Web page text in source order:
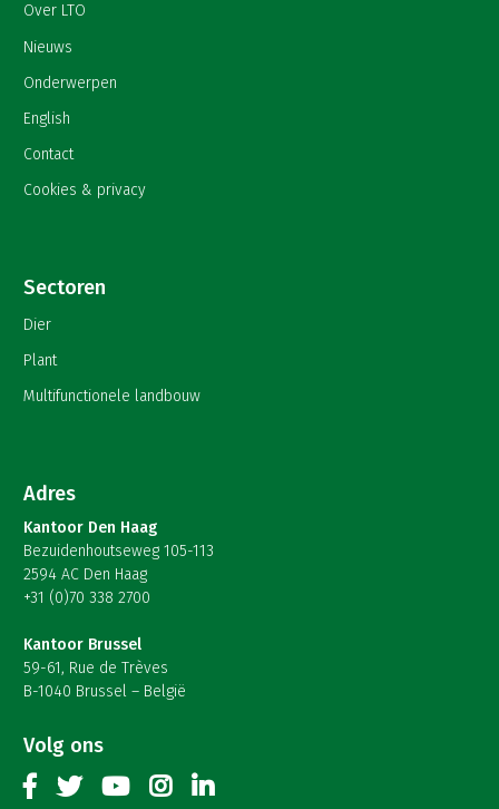
Over LTO
Nieuws
Onderwerpen
English
Contact
Cookies & privacy
Sectoren
Dier
Plant
Multifunctionele landbouw
Adres
Kantoor Den Haag
Bezuidenhoutseweg 105-113
2594 AC Den Haag
+31 (0)70 338 2700
Kantoor Brussel
59-61, Rue de Trèves
B-1040 Brussel – België
Volg ons